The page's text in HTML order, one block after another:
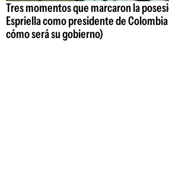
Tres momentos que marcaron la
Espriella como presidente de
cómo será su gobierno)